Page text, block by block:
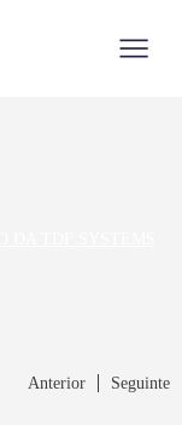
Anterior Seguinte